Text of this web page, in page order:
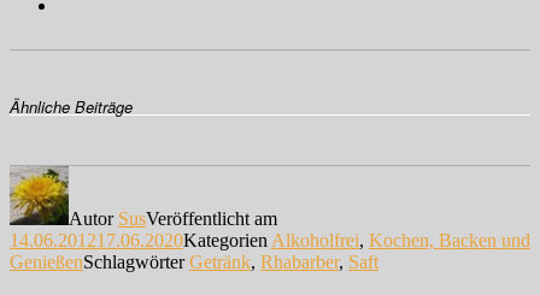
Ähnliche Beiträge
Autor SusVeröffentlicht am
14.06.201217.06.2020Kategorien Alkoholfrei, Kochen, Backen und
GenießenSchlagwörterGetränk, Rhabarber, Saft